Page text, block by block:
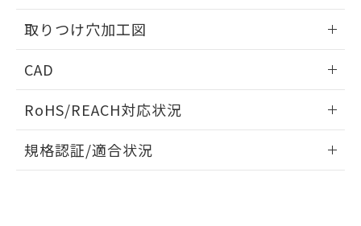
取りつけ穴加工図
CAD
ドすることができます。
ログイン/会員登録
RoHS/REACH対応状況
EU RoHS 注意事項・凡例
規格認証/適合状況
また、RoHS指令のフタル酸エステル類４
物質の対応では、対応完了までの期間は出
荷製品に未対応品が混在することから備考
既に当社にて対応品への在庫切替を完了
していることから、特段のことがない限
り、2022年1月12日より割愛しておりま